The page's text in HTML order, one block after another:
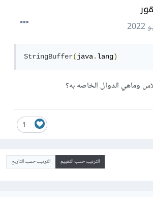
StringBuffer(java.lang)
وماهي الدوال الخاصه به؟
1
الترتيب حسب التقييم الترتيب حسب التاريخ